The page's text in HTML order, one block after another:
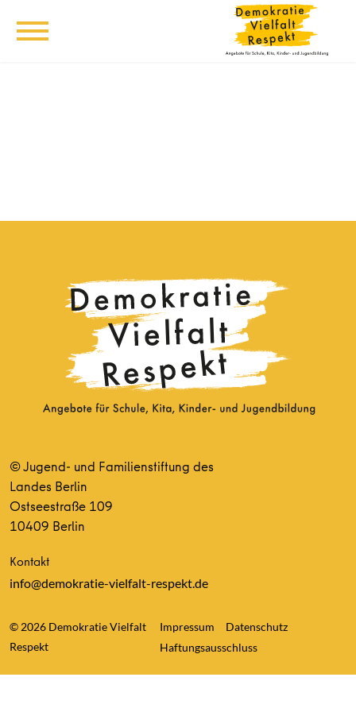
© Jugend- und Familienstiftung des
Landes Berlin
Ostseestraße 109
10409 Berlin
Kontakt
info@demokratie-vielfalt-respekt.de
© 2026 Demokratie Vielfalt
Respekt
Impressum
Datenschutz
Haftungsausschluss